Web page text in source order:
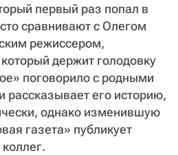
первый раз попал в
сравнивают с Олегом
режиссером,
держит голодовку
поговорило с родными
рассказывает его историю,
однако изменившую
газета» публикует
С ДРУЗЬЯМИ
donate@novayagazeta.ru